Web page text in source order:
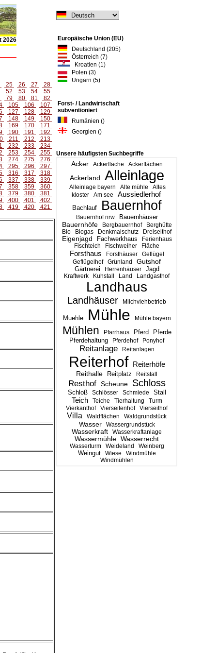
2026
Europäische Union (EU)
Deutschland (205)
Österreich (7)
Kroatien (1)
Polen (3)
Ungarn (5)
Forst- / Landwirtschaft
subventioniert
Rumänien ()
Georgien ()
Unsere häufigsten Suchbegriffe
Acker Ackerfläche Ackerflächen
Ackerland Alleinlage
Alleinlage bayern Alte mühle
Altes
kloster
Am see Aussiedlerhof
Bachlauf Bauernhof
Bauernhof nrw Bauernhäuser
Bauernhöfe Bergbauernhof
Berghütte
Bio
Biogas Denkmalschutz Dreiseithof
Eigenjagd Fachwerkhaus
Ferienhaus
Fischteich
Fischweiher Fläche
Forsthaus Forsthäuser
Geflügel
Geflügelhof
Grünland
Gutshof
Gärtnerei
Herrenhäuser Jagd
Kraftwerk Kuhstall Land Landgasthof
Landhaus
Landhäuser Milchviehbetrieb
Muehle Mühle Mühle bayern
Mühlen Pfarrhaus Pferd Pferde
Pferdehaltung Pferdehof Ponyhof
Reitanlage Reitanlagen
Reiterhof Reiterhöfe
Reithalle Reitplatz Reitstall
Resthof Scheune Schloss
Schloß Schlösser Schmiede Stall
Teich Teiche Tierhaltung
Turm
Vierkanthof
Vierseitenhof Vierseithof
Villa Waldflächen Waldgrundstück
Wasser Wassergrundstück
Wasserkraft Wasserkraftanlage
Wassermühle Wasserrecht
Wasserturm Weideland Weinberg
Weingut Wiese
Windmühle
Windmühlen
25 26 27
28
52 53 54
55
79 80 81
82
105 106
107
127 128
129
148 149
150
169 170
171
190 191
192
211 212
213
232 233
234
253 254
255
274 275
276
295 296
297
316 317
318
337 338
339
358 359
360
379 380
381
400 401
402
419 420 421